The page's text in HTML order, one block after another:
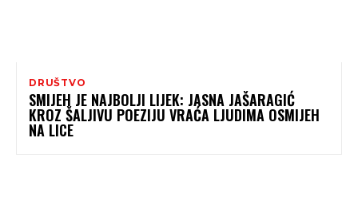
DRUŠTVO
SMIJEH JE NAJBOLJI LIJEK: JASNA JAŠARAGIĆ
KROZ ŠALJIVU POEZIJU VRAĆA LJUDIMA OSMIJEH
NA LICE